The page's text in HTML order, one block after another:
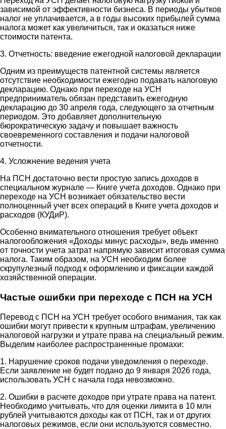
зависимой от эффективности бизнеса. В периоды убытков
налог не уплачивается, а в годы высоких прибылей сумма
налога может как увеличиться, так и оказаться ниже
стоимости патента.
3. Отчетность: введение ежегодной налоговой декларации
Одним из преимуществ патентной системы является
отсутствие необходимости ежегодно подавать налоговую
декларацию. Однако при переходе на УСН
предприниматель обязан представить ежегодную
декларацию до 30 апреля года, следующего за отчетным
периодом. Это добавляет дополнительную
бюрократическую задачу и повышает важность
своевременного составления и подачи налоговой
отчетности.
4. Усложнение ведения учета
На ПСН достаточно вести простую запись доходов в
специальном журнале — Книге учета доходов. Однако при
переходе на УСН возникает обязательство вести
полноценный учет всех операций в Книге учета доходов и
расходов (КУДиР).
Особенно внимательного отношения требует объект
налогообложения «Доходы минус расходы», ведь именно
от точности учета затрат напрямую зависит итоговая сумма
налога. Таким образом, на УСН необходим более
скрупулезный подход к оформлению и фиксации каждой
хозяйственной операции.
Частые ошибки при переходе с ПСН на УСН
Перевод с ПСН на УСН требует особого внимания, так как
ошибки могут привести к крупным штрафам, увеличению
налоговой нагрузки и утрате права на специальный режим.
Выделим наиболее распространенные промахи:
1. Нарушение сроков подачи уведомления о переходе.
Если заявление не будет подано до 9 января 2026 года,
использовать УСН с начала года невозможно.
2. Ошибки в расчете доходов при утрате права на патент.
Необходимо учитывать, что для оценки лимита в 10 млн
рублей учитываются доходы как от ПСН, так и от других
налоговых режимов, если они используются совместно.